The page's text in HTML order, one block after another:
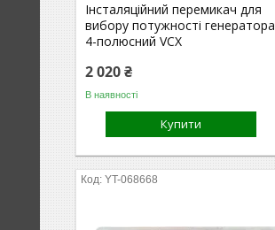
Інсталяційний перемикач для
вибору потужності генератора
4-полюсний VCX
2 020 ₴
В наявності
Купити
YT-068668